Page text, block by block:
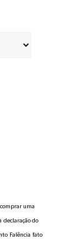
comprar uma
declaração do
Falência fato